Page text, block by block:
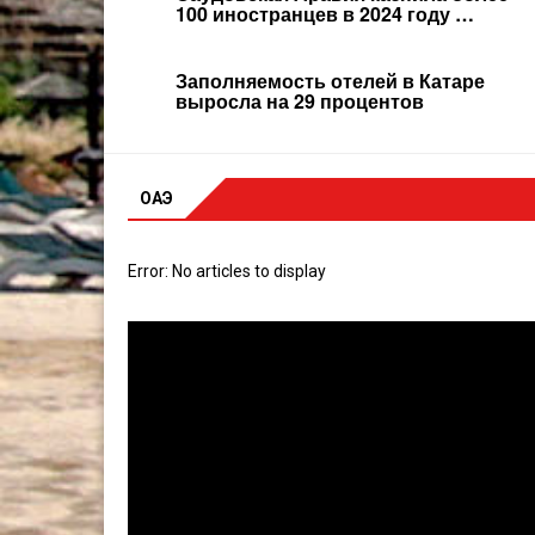
100 иностранцев в 2024 году …
Заполняемость отелей в Катаре
выросла на 29 процентов
ОАЭ
Error: No articles to display